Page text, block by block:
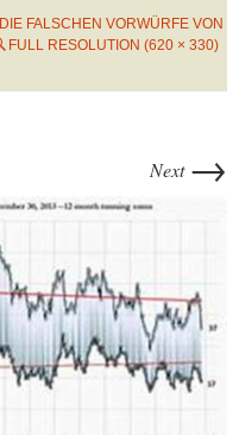
DIE FALSCHEN VORWÜRFE VON
FULL RESOLUTION (620 × 330)
Next →